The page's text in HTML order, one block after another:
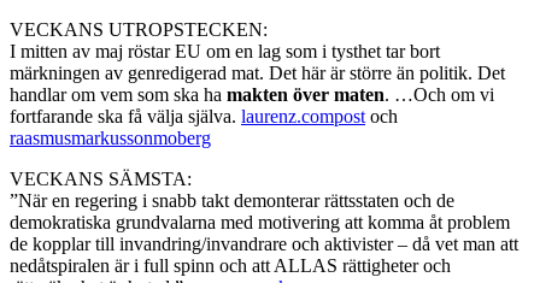
VECKANS UTROPSTECKEN:
I mitten av maj röstar EU om en lag som i tysthet tar bort
märkningen av genredigerad mat. Det här är större än politik. Det
handlar om vem som ska ha makten över maten. …Och om vi
fortfarande ska få välja själva. laurenz.compost och
raasmusmarkussonmoberg
VECKANS SÄMSTA:
”När en regering i snabb takt demonterar rättsstaten och de
demokratiska grundvalarna med motivering att komma åt problem
de kopplar till invandring/invandrare och aktivister – då vet man att
nedåtspiralen är i full spinn och att ALLAS rättigheter och